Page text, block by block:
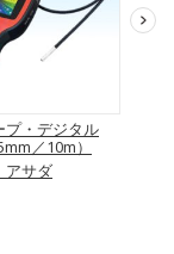
プ・デジタル
／10m）
アサダ